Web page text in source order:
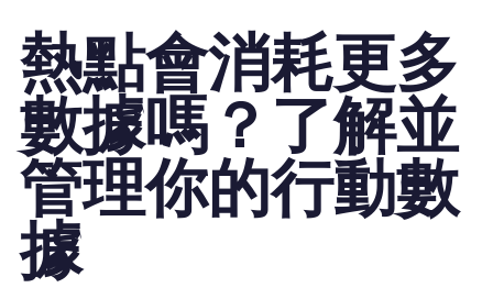
購買計劃
關於eSIM
為什麼選擇Nomad eSIM
熱點會消耗更多
數據嗎？了解並
管理你的行動數
據